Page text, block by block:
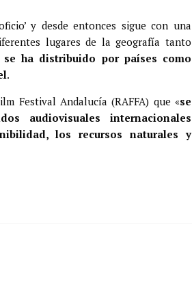
y desde entonces sigue con una
lugares de la geografía tanto
se ha distribuido por países como
.
Festival Andalucía (RAFFA) que «se
audiovisuales internacionales
los recursos naturales y